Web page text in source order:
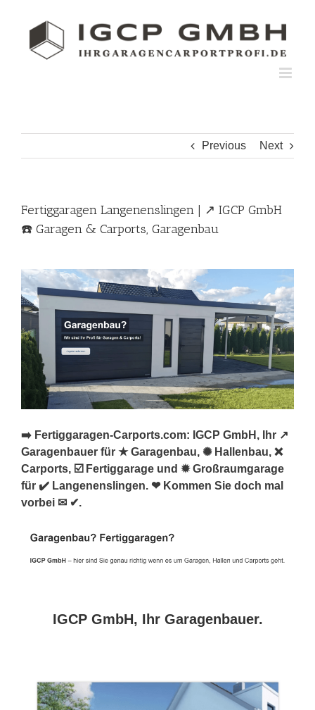
Previous Next
Fertiggaragen Langenenslingen | ↗️ IGCP GmbH
☎️ Garagen & Carports, Garagenbau
➡️ Fertiggaragen-Carports.com: IGCP GmbH, Ihr ↗️
Garagenbauer für ★ Garagenbau, ✺ Hallenbau, ❌
Carports, ☑️ Fertiggarage und ✹ Großraumgarage
für ✔️ Langenenslingen. ❤ Kommen Sie doch mal
vorbei ✉ ✔.
IGCP GmbH, Ihr Garagenbauer.